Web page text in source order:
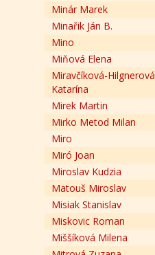
Minár Marek
Minařik Ján B.
Mino
Miňová Elena
Miravčíková-Hilgnerová
Katarína
Mirek Martin
Mirko Metod Milan
Miro
Miró Joan
Miroslav Kudzia
Matouš Miroslav
Misiak Stanislav
Miskovic Roman
Miššíková Milena